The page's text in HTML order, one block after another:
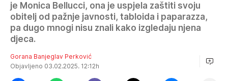
je Monica Bellucci, ona je uspjela zaštiti svoju
obitelj od pažnje javnosti, tabloida i paparazza,
pa dugo mnogi nisu znali kako izgledaju njena
djeca.
Gorana Banjeglav Perković
Objavljeno 03.02.2025. 12:12h